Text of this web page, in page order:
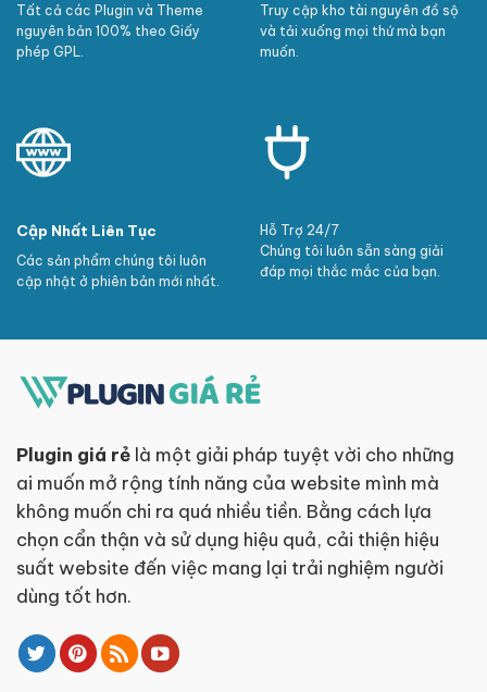
Tất cả các Plugin và Theme
nguyên bản 100% theo Giấy
phép GPL.
Truy cập kho tài nguyên đồ sộ
và tải xuống mọi thứ mà bạn
muốn.
Cập Nhất Liên Tục
Các sản phẩm chúng tôi luôn
cập nhật ở phiên bản mới nhất.
Hỗ Trợ 24/7
Chúng tôi luôn sẵn sàng giải
đáp mọi thắc mắc của bạn.
Plugin giá rẻ là một giải pháp tuyệt vời cho những
ai muốn mở rộng tính năng của website mình mà
không muốn chi ra quá nhiều tiền. Bằng cách lựa
chọn cẩn thận và sử dụng hiệu quả, cải thiện hiệu
suất website đến việc mang lại trải nghiệm người
dùng tốt hơn.